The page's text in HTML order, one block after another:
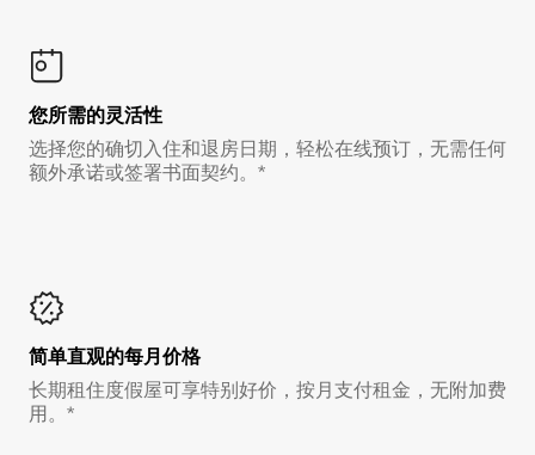
您所需的灵活性
选择您的确切入住和退房日期，轻松在线预订，无需任何
额外承诺或签署书面契约。*
简单直观的每月价格
长期租住度假屋可享特别好价，按月支付租金，无附加费
用。*